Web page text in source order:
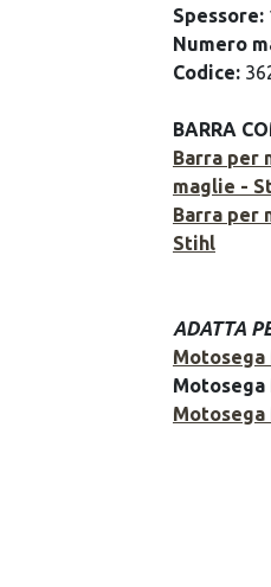
Spessore:
Numero
Codice:
BARRA
Barra per
maglie -
Barra per
Stihl
ADATTA
Motosega
Motosega
Motosega